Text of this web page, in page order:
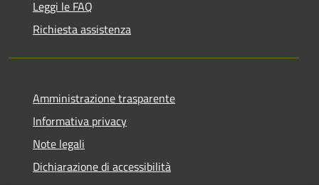
Leggi le FAQ
Richiesta assistenza
Amministrazione trasparente
Informativa privacy
Note legali
Dichiarazione di accessibilità